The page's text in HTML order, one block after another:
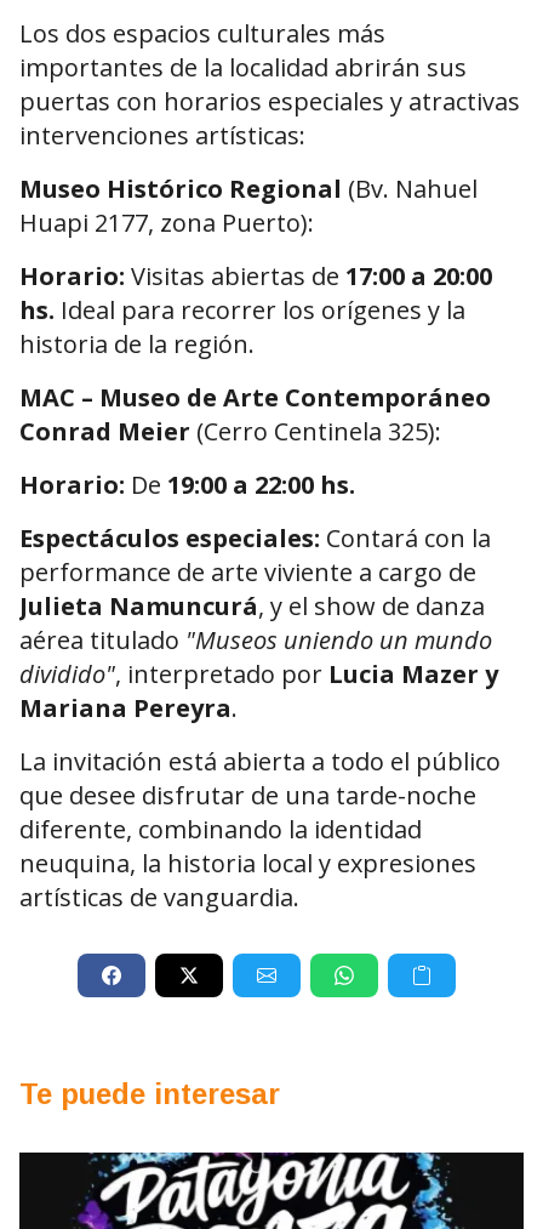
Los dos espacios culturales más
importantes de la localidad abrirán sus
puertas con horarios especiales y atractivas
intervenciones artísticas:
Museo Histórico Regional (Bv. Nahuel
Huapi 2177, zona Puerto):
Horario: Visitas abiertas de 17:00 a 20:00
hs. Ideal para recorrer los orígenes y la
historia de la región.
MAC – Museo de Arte Contemporáneo
Conrad Meier (Cerro Centinela 325):
Horario: De 19:00 a 22:00 hs.
Espectáculos especiales: Contará con la
performance de arte viviente a cargo de
Julieta Namuncurá, y el show de danza
aérea titulado "Museos uniendo un mundo
dividido", interpretado por Lucia Mazer y
Mariana Pereyra.
La invitación está abierta a todo el público
que desee disfrutar de una tarde-noche
diferente, combinando la identidad
neuquina, la historia local y expresiones
artísticas de vanguardia.
Te puede interesar